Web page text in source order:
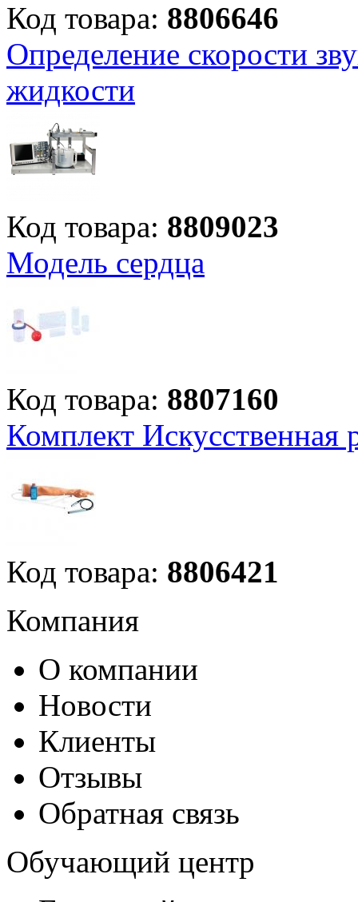
Код товара: 8806646
Определение скорости
жидкости
Код товара: 8809023
Модель сердца
Код товара: 8807160
Комплект Искусственная
Код товара: 8806421
Компания
О компании
Новости
Клиенты
Отзывы
Обратная связь
Обучающий центр